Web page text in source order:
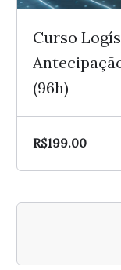
Curso
(96h)
R$199.00